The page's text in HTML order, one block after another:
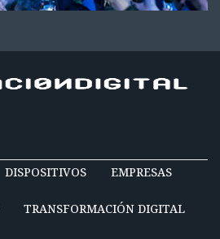
DISPOSITIVOS EMPRESAS
TRANSFORMACIÓN DIGITAL